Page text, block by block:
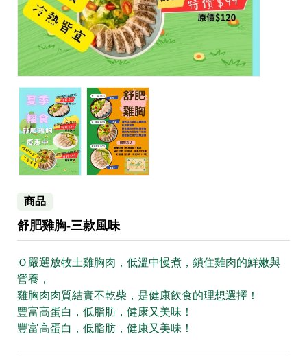
商品
舒肥雞胸-三款風味
Ｏ嚴選放牧土雞胸肉，低溫中慢煮，鎖住雞肉的鮮嫩與
營養，
雞胸肉肉質結實不乾柴，是健康飲食的理想選擇！
豐富高蛋白，低脂肪，健康又美味！
豐富高蛋白，低脂肪，健康又美味！